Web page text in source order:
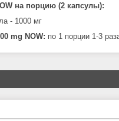
на порцию (2 капсулы):
- 1000 мг
mg NOW: по 1 порции 1-3